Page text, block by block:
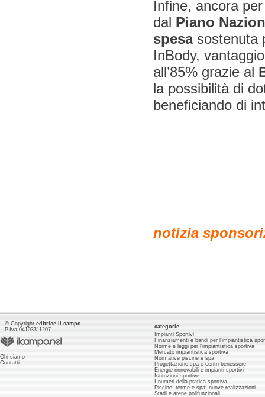
Infine, ancora
dal Piano
spesasostenuta
InBody,
all’85% grazie al
la possibilità di
beneficiando di
notizia
© Copyright editrice il campo
P.Iva 04103311207.
Chi siamo
Contatti
categorie
Impianti Sportivi
Finanziamenti e bandi per l'impiantistica
Norme e leggi per l'impiantistica sportiva
Mercato impiantistica sportiva
Normative piscine e spa
Progettazione spa e centri benessere
Energie rinnovabili e impianti sportivi
Istituzioni sportive
I numeri della pratica sportiva
Piscine, terme e spa: nuove realizzazioni
Stadi e arene polifunzionali